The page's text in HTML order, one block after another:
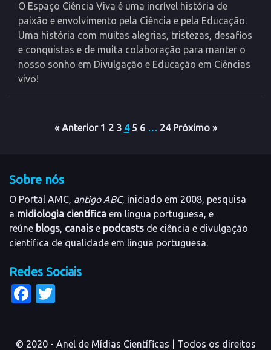
O Espaço Ciência Viva é uma incrível história de
paixão e envolvimento pela Ciência e pela Educação.
Uma história com muitas alegrias, tristezas, desafios
e conquistas e de muita colaboração para manter o
nosso sonho em Divulgação e Educação em Ciências
vivo!
« Anterior 1 2 3 4 5 6 … 24 Próximo »
Sobre nós
O Portal AMC, antigo ABC, iniciado em 2008, pesquisa
a midiologia científica em língua portuguesa, e
reúne blogs, canais e podcasts de ciência e divulgação
científica de qualidade em língua portuguesa.
Redes Sociais
Facebook
© 2020 - Anel de Mídias Científicas | Todos os direitos